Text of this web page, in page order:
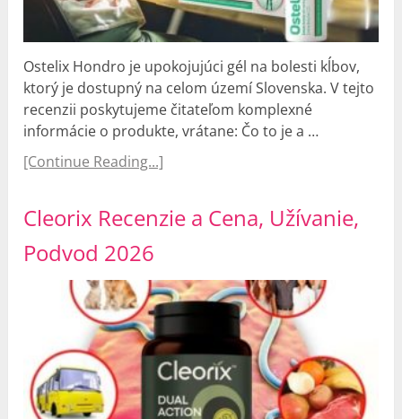
Ostelix Hondro je upokojujúci gél na bolesti kĺbov,
ktorý je dostupný na celom území Slovenska. V tejto
recenzii poskytujeme čitateľom komplexné
informácie o produkte, vrátane: Čo to je a …
[Continue Reading...]
Cleorix Recenzie a Cena, Užívanie,
Podvod 2026